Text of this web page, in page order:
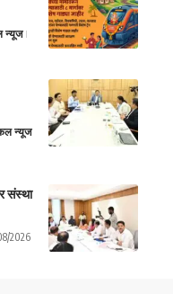
न्यूज
न्यूज
संस्था
2026